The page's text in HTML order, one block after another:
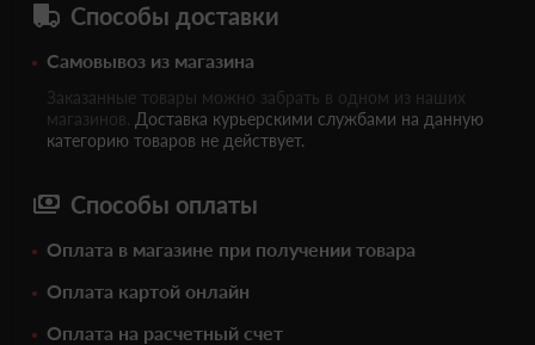
Способы доставки
Самовывоз из магазина
Заказанные товары можно забрать в одном из наших
магазинов. Доставка курьерскими службами на данную
категорию товаров не действует.
Способы оплаты
Оплата в магазине при получении товара
Оплата картой онлайн
Оплата на расчетный счет